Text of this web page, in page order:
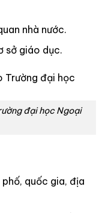
nhà nước.
sở giáo dục.
đại học Ngoại
quốc gia, địa